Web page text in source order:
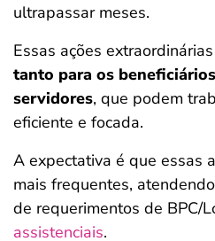
ultrapassar meses.
Essas ações
tanto para os
servidores, que podem
eficiente e focada.
A expectativa é que essas
mais frequentes,
de requerimentos de BPC/
assistenciais.